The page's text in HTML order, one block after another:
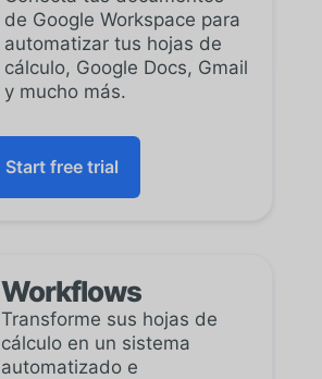
de Google Workspace para
automatizar tus hojas de
cálculo, Google Docs, Gmail
y mucho más.
Start free trial
Workflows
Transforme sus hojas de
cálculo en un sistema
automatizado e